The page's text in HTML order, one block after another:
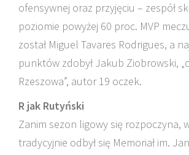
ofensywnej oraz przyjęciu – zespół
poziomie powyżej 60 proc. MVP
został Miguel Tavares Rodrigues, a
punktów zdobył Jakub Ziobrowski,
Rzeszowa”, autor 19 oczek.
R jak Rutyński
Zanim sezon ligowy się rozpoczyna,
tradycyjnie odbył się Memoriał im.